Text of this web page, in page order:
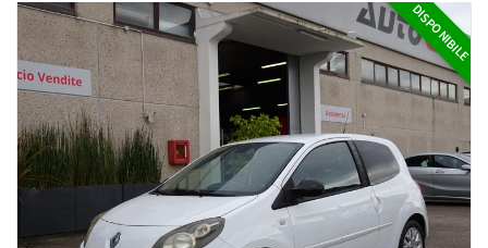
DISPONIBILE